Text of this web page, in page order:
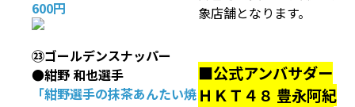
600円
㉓ゴールデンスナッパー
●紺野 和也選手
「紺野選手の抹茶あんたい焼
象店舗となります。
■公式アンバサダー
ＨＫＴ４８ 豊永阿紀